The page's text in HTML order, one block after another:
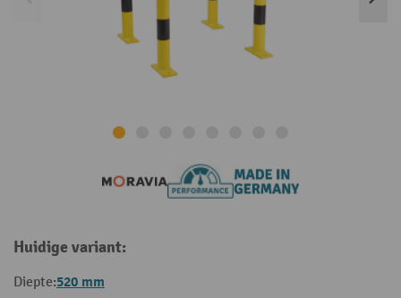
Huidige variant:
Diepte:520 mm